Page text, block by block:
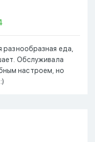
разнообразная еда,
Обслуживала
настроем, но